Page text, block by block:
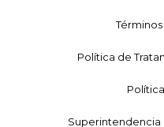
Política de
Superintendencia